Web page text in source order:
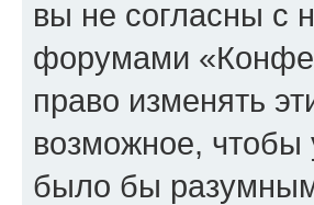
вы не согласны с
форумами
право изменять
возможное, чтобы
было бы разумным